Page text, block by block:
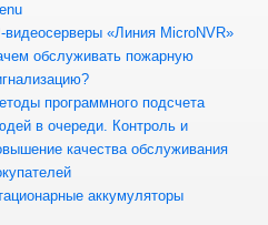
видеосерверы «Линия MicroNVR»
обслуживать пожарную
программного подсчета
в очереди. Контроль и
качества обслуживания
аккумуляторы